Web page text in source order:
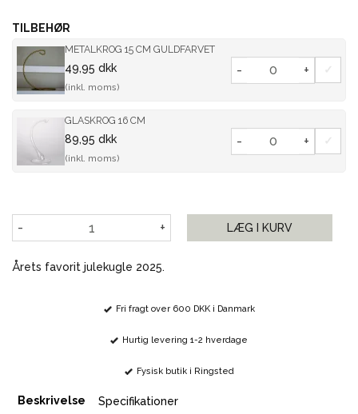
TILBEHØR
METALKROG 15 CM GULDFARVET
49,95 dkk
(inkl. moms)
- +
GLASKROG 16 CM
89,95 dkk
(inkl. moms)
- +
- + LÆG I KURV
Årets favorit julekugle 2025.
Fri fragt over 600 DKK i Danmark
Hurtig levering 1-2 hverdage
Fysisk butik i Ringsted
Beskrivelse Specifikationer